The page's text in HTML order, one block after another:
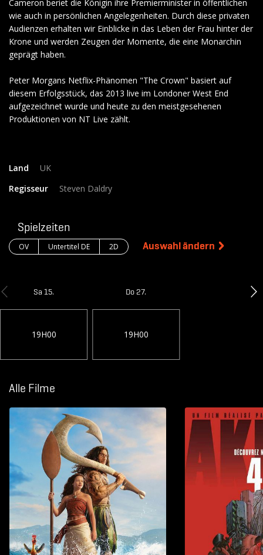
Cameron beriet die Königin ihre Premierminister in öffentlichen
wie auch in persönlichen Angelegenheiten. Durch diese privaten
Audienzen erhalten wir Einblicke in das Leben der Frau hinter der
Krone und werden Zeugen der Momente, die eine Monarchin
geprägt haben.
Peter Morgans Netflix-Phänomen "The Crown" basiert auf
diesem Erfolgsstück, das 2013 live im Londoner West End
aufgezeichnet wurde und heute zu den meistgesehenen
Produktionen von NT Live zählt.
Land
UK
Regisseur
Steven Daldry
Spielzeiten
OV Untertitel DE 2D Auswahl ändern
Sa 15.
19H00
Do 27.
19H00
Alle Filme